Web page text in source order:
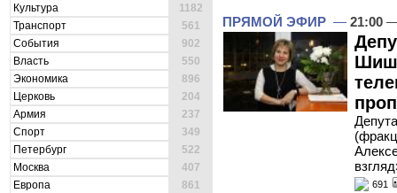
Культура
1182
Транспорт
561
События
902
Власть
550
Экономика
896
Церковь
204
Армия
237
Спорт
349
Петербург
522
Москва
407
Европа
861
ПРЯМОЙ ЭФИР — 21:00 —
691